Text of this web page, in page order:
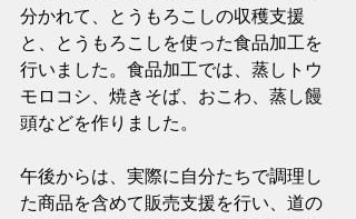
分かれて、とうもろこしの収穫支援
と、とうもろこしを使った食品加工を
行いました。食品加工では、蒸しトウ
モロコシ、焼きそば、おこわ、蒸し饅
頭などを作りました。
午後からは、実際に自分たちで調理し
た商品を含めて販売支援を行い、道の